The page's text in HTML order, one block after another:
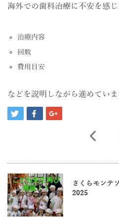
海外での歯科治療に不安を感
治療内容
回数
費用目安
などを説明しながら進めていま
さくらモン
2025